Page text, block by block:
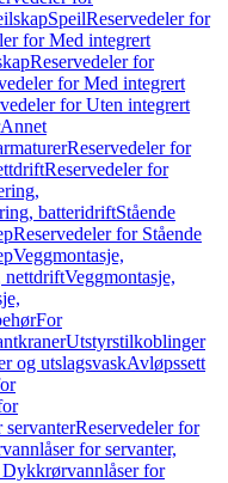
SpeilReservedeler for
for Med integrert
Reservedeler for
for Med integrert
for Uten integrert
Annet
Reservedeler for
Reservedeler for
batteridriftStående
Reservedeler for Stående
Veggmontasje,
nettdriftVeggmontasje,
For
Utstyrstilkoblinger
og utslagsvaskAvløpssett
Reservedeler for
for servanter,
for